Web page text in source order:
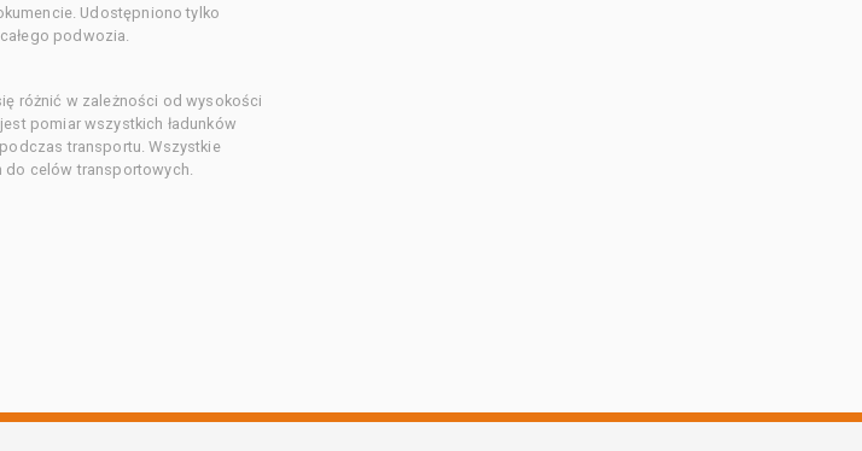
Udostępniono tylko
podwozia.
różnić w zależności od wysokości
pomiar wszystkich ładunków
transportu. Wszystkie
celów transportowych.